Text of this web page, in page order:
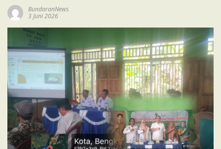
BundaranNews
3 Juni 2026